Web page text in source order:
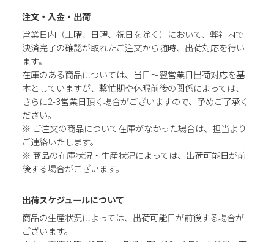
注文・入金・出荷
営業日内（土曜、日曜、祝日を除く）において、弊社内で
決済完了の確認が取れたご注文から随時、出荷対応を行い
ます。
在庫のある商品については、当日～翌営業日出荷対応を基
本としていますが、繫忙期や休暇前後の関係によっては、
さらに2-3営業日頂く場合がございますので、予めご了承く
ださい。
※ ご注文の商品について在庫がなかった場合は、担当より
ご連絡いたします。
※ 商品の在庫状況・生産状況によっては、出荷可能日が前
後する場合がございます。
出荷スケジュールについて
商品の生産状況によっては、出荷可能日が前後する場合が
ございます。